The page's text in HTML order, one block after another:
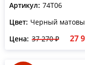
Артикул: 74T06
Цвет: Черный
Цена: 37 270 ₽ 27